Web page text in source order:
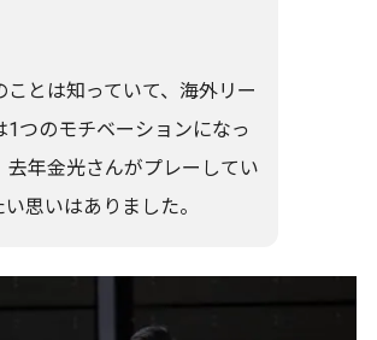
ことは知っていて、海外リー
1つのモチベーションになっ
去年金光さんがプレーしてい
思いはありました。